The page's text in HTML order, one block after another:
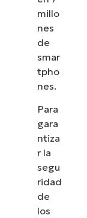
millo
nes
de
smar
tpho
nes.
Para
gara
ntiza
r la
segu
ridad
de
los